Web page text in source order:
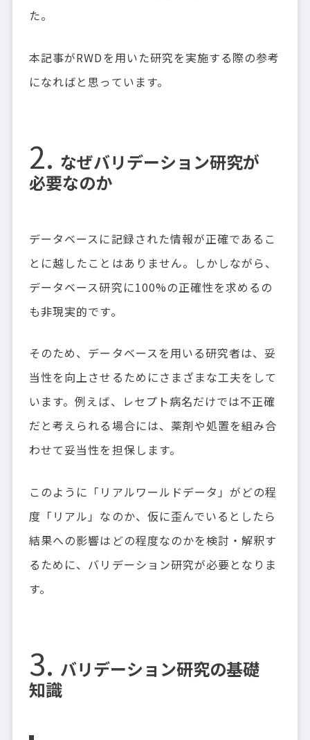
た。
本記事がRWDを用いた研究を実施する際の参考
になればと思っています。
なぜバリデーション研究が
必要なのか
データベースに記録された情報が正確であるこ
とに越したことはありません。しかしながら、
データベース研究に100%の正確性を求めるの
も非現実的です。
そのため、データベースを用いる研究者は、妥
当性を向上させるためにさまざまな工夫をして
います。例えば、レセプト病名だけでは不正確
だと考えられる場合には、薬剤や処置を組み合
わせて妥当性を担保します。
このように「リアルワールドデータ」がどの程
度「リアル」なのか、仮に歪んでいるとしたら
結果への影響はどの程度なのかを検討・解釈す
るために、バリデーション研究が必要となりま
す。
バリデーション研究の基礎
知識